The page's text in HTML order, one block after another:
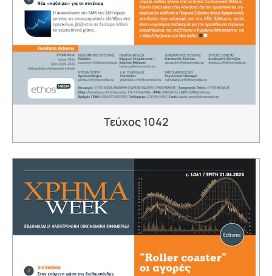
Τεύχος 1042